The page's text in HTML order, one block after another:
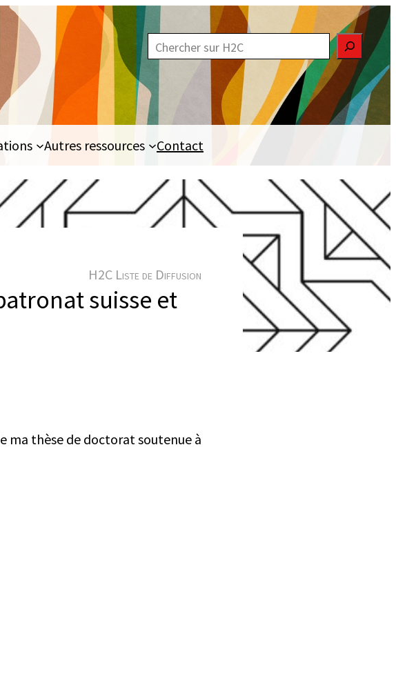
c
h
e
c
Autres ressources Contact
H2C Liste de Diffusion
suisse et
ma thèse de doctorat soutenue à